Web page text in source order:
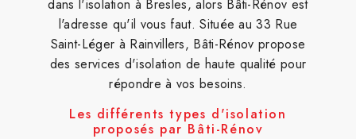
dans l'isolation à Bresles, alors Bâti-Rénov est
l'adresse qu'il vous faut. Située au 33 Rue
Saint-Léger à Rainvillers, Bâti-Rénov propose
des services d'isolation de haute qualité pour
répondre à vos besoins.
Les différents types d'isolation
proposés par Bâti-Rénov